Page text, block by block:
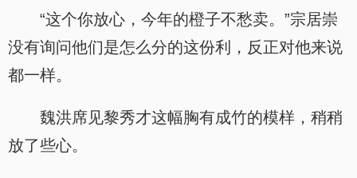
“这个你放心，今年的橙子不愁卖。”宗居崇
没有询问他们是怎么分的这份利，反正对他来说
都一样。
魏洪席见黎秀才这幅胸有成竹的模样，稍稍
放了些心。